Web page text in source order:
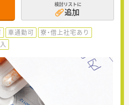
検討リストに
追加
車通勤可
寮・借上社宅あり